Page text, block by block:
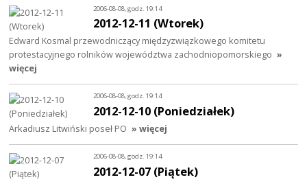
2006-08-08, godz. 19:14
2012-12-11 (Wtorek)
Edward Kosmal przewodniczący międzyzwiązkowego komitetu
protestacyjnego rolników województwa zachodniopomorskiego »
więcej
2006-08-08, godz. 19:14
2012-12-10 (Poniedziałek)
Arkadiusz Litwiński poseł PO » więcej
2006-08-08, godz. 19:14
2012-12-07 (Piątek)